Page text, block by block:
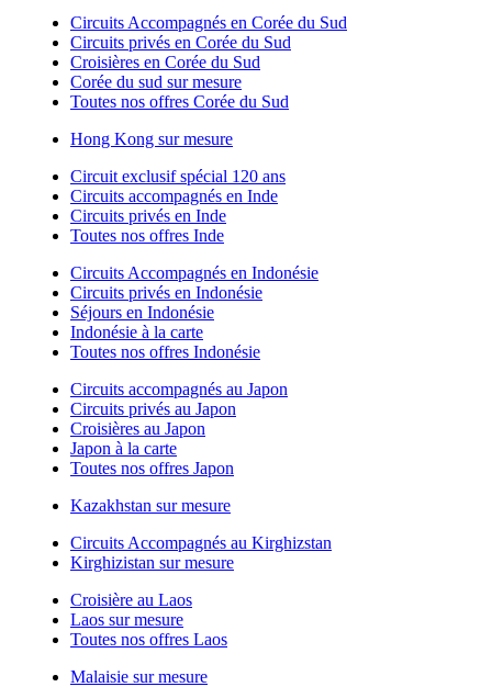
Circuits Accompagnés en Corée du Sud
Circuits privés en Corée du Sud
Croisières en Corée du Sud
Corée du sud sur mesure
Toutes nos offres Corée du Sud
Hong Kong sur mesure
Circuit exclusif spécial 120 ans
Circuits accompagnés en Inde
Circuits privés en Inde
Toutes nos offres Inde
Circuits Accompagnés en Indonésie
Circuits privés en Indonésie
Séjours en Indonésie
Indonésie à la carte
Toutes nos offres Indonésie
Circuits accompagnés au Japon
Circuits privés au Japon
Croisières au Japon
Japon à la carte
Toutes nos offres Japon
Kazakhstan sur mesure
Circuits Accompagnés au Kirghizstan
Kirghizistan sur mesure
Croisière au Laos
Laos sur mesure
Toutes nos offres Laos
Malaisie sur mesure